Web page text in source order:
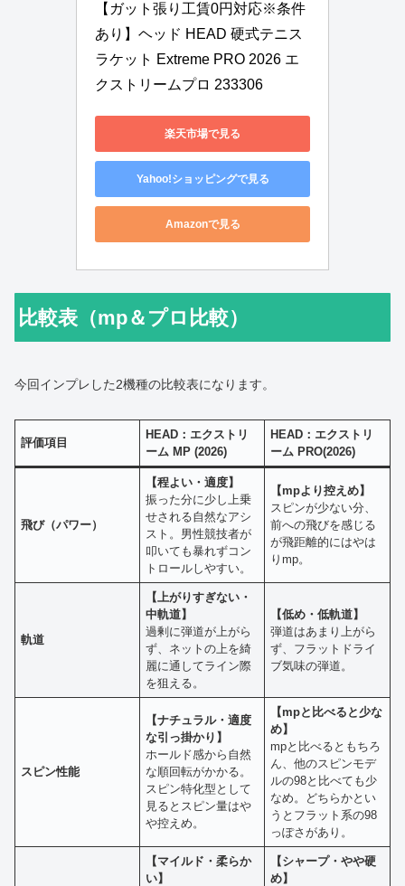
【ガット張り工賃0円対応※条件
あり】ヘッド HEAD 硬式テニス
ラケット Extreme PRO 2026 エ
クストリームプロ 233306
楽天市場で見る
Yahoo!ショッピングで見る
Amazonで見る
比較表（mp＆プロ比較）
今回インプレした2機種の比較表になります。
評価項目
HEAD：エクストリ
ーム MP (2026)
HEAD：エクストリ
ーム PRO(2026)
飛び（パワー）
【程よい・適度】
振った分に少し上乗
せされる自然なアシ
スト。男性競技者が
叩いても暴れずコン
トロールしやすい。
【mpより控えめ】
スピンが少ない分、
前への飛びを感じる
が飛距離的にはやは
りmp。
軌道
【上がりすぎない・
中軌道】
過剰に弾道が上がら
ず、ネットの上を綺
麗に通してライン際
を狙える。
【低め・低軌道】
弾道はあまり上がら
ず、フラットドライ
ブ気味の弾道。
スピン性能
【ナチュラル・適度
な引っ掛かり】
ホールド感から自然
な順回転がかかる。
スピン特化型として
見るとスピン量はや
や控えめ。
【mpと比べると少な
め】
mpと比べるともちろ
ん、他のスピンモデ
ルの98と比べても少
なめ。どちらかとい
うとフラット系の98
っぽさがあり。
【マイルド・柔らか
い】
【シャープ・やや硬
め】